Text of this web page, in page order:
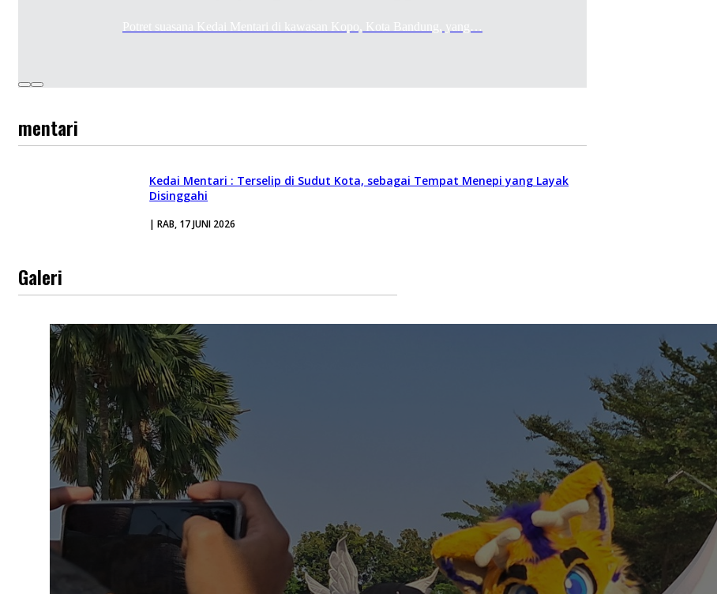
Potret suasana Kedai Mentari di kawasan Kopo, Kota Bandung, yang…
mentari
Kedai Mentari : Terselip di Sudut Kota, sebagai Tempat Menepi yang Layak
Disinggahi
| RAB, 17 JUNI 2026
Galeri